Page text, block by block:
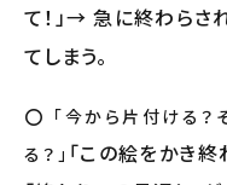
て！」→ 急に終わらさ
てしまう。
⭕ 「今から片付ける？
る？」 「この絵をかき